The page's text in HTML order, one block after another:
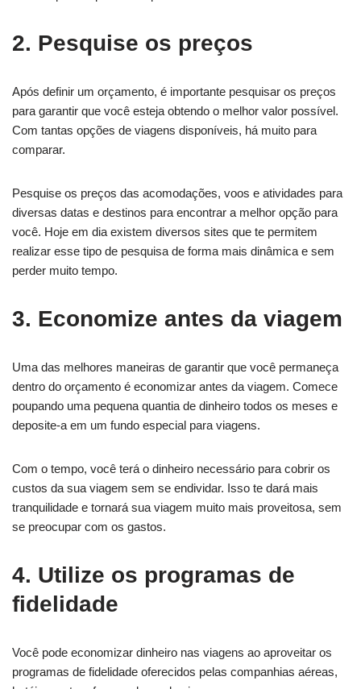
2. Pesquise os preços
Após definir um orçamento, é importante pesquisar os preços
para garantir que você esteja obtendo o melhor valor possível.
Com tantas opções de viagens disponíveis, há muito para
comparar.
Pesquise os preços das acomodações, voos e atividades para
diversas datas e destinos para encontrar a melhor opção para
você. Hoje em dia existem diversos sites que te permitem
realizar esse tipo de pesquisa de forma mais dinâmica e sem
perder muito tempo.
3. Economize antes da viagem
Uma das melhores maneiras de garantir que você permaneça
dentro do orçamento é economizar antes da viagem. Comece
poupando uma pequena quantia de dinheiro todos os meses e
deposite-a em um fundo especial para viagens.
Com o tempo, você terá o dinheiro necessário para cobrir os
custos da sua viagem sem se endividar. Isso te dará mais
tranquilidade e tornará sua viagem muito mais proveitosa, sem
se preocupar com os gastos.
4. Utilize os programas de
fidelidade
Você pode economizar dinheiro nas viagens ao aproveitar os
programas de fidelidade oferecidos pelas companhias aéreas,